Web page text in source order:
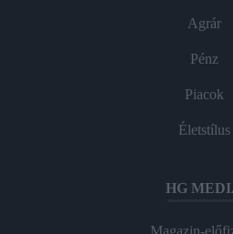
Agrár
Pénz
Piacok
Életstílus
HG
Magazin-